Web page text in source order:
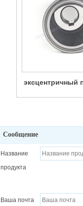
эксцентричный
Сообщение
Название
продукта
Ваша почта